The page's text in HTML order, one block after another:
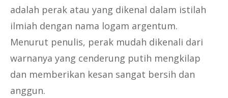
adalah perak atau yang dikenal dalam istilah
ilmiah dengan nama logam argentum.
Menurut penulis, perak mudah dikenali dari
warnanya yang cenderung putih mengkilap
dan memberikan kesan sangat bersih dan
anggun.